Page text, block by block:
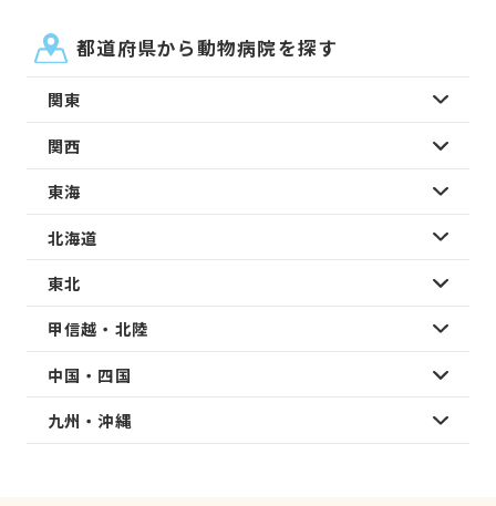
都道府県から動物病院を探す
関東
関西
東海
北海道
東北
甲信越・北陸
中国・四国
九州・沖縄